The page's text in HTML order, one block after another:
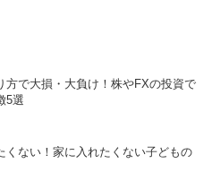
方で大損・大負け！株やFXの投資で
5選
くない！家に入れたくない子どもの